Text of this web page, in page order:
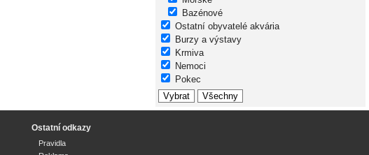
Bazénové
Ostatní obyvatelé akvária
Burzy a výstavy
Krmiva
Nemoci
Pokec
Ostatní odkazy
Pravidla